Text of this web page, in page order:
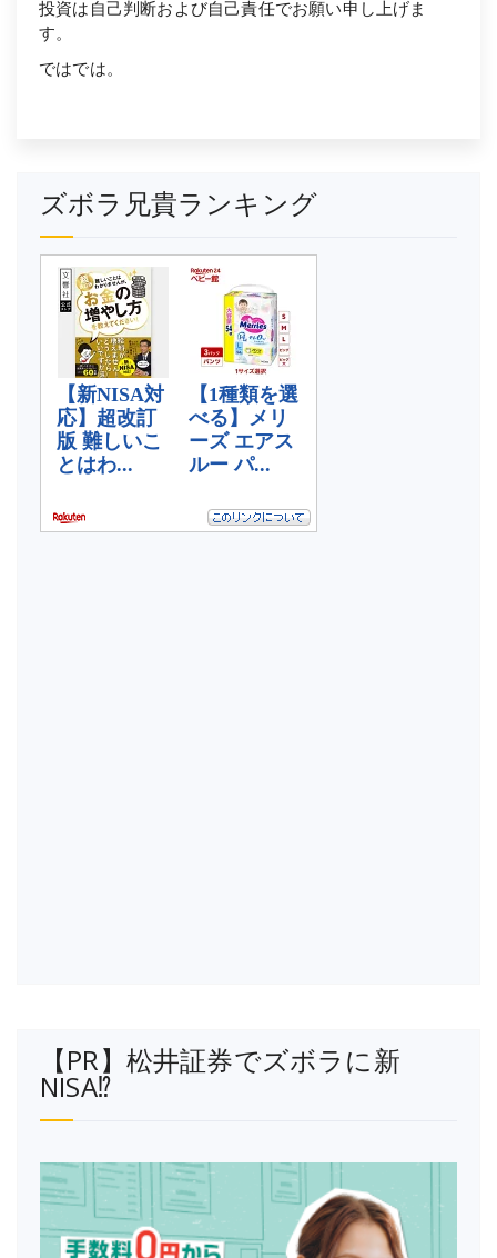
投資は自己判断および自己責任でお願い申し上げま
す。
ではでは。
ズボラ兄貴ランキング
【PR】松井証券でズボラに新
NISA⁉